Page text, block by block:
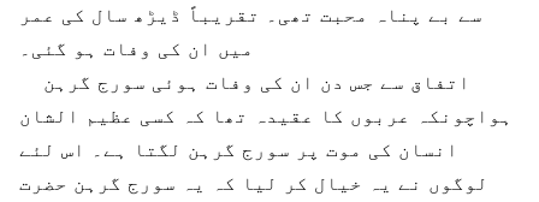
سے بے پناہ محبت تھی۔ تقریباً ڈیڑھ سال کی عمر
میں ان کی وفات ہو گئی۔
ہواچونکہ عربوں کا عقیدہ تھا کہ کسی عظیم الشان
انسان کی موت پر سورج گرہن لگتا ہے۔ اس لئے
لوگوں نے یہ خیال کر لیا کہ یہ سورج گرہن حضرت